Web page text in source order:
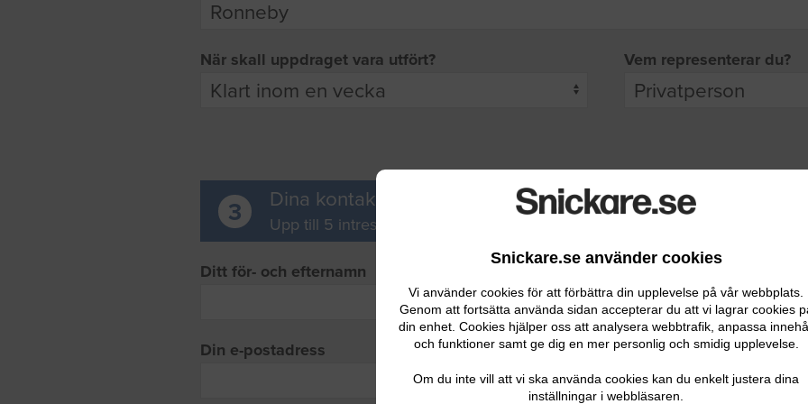
Snickare.se använder cookies
Vi använder cookies för att förbättra din upplevelse på vår webbplats.
Genom att fortsätta använda sidan accepterar du att vi lagrar cookies
din enhet. Cookies hjälper oss att analysera webbtrafik, anpassa
och funktioner samt ge dig en mer personlig och smidig upplevelse.
Om du inte vill att vi ska använda cookies kan du enkelt justera dina
inställningar i webbläsaren.
När skall uppdraget vara utfört? Vem representerar du?
3 Dina kontaktuppgifter
Upp till 5 intresserade leverantörer får möjlighet att ta kontakt med dig.
Ditt för- och efternamn
Din e-postadress Ditt telefonnummer